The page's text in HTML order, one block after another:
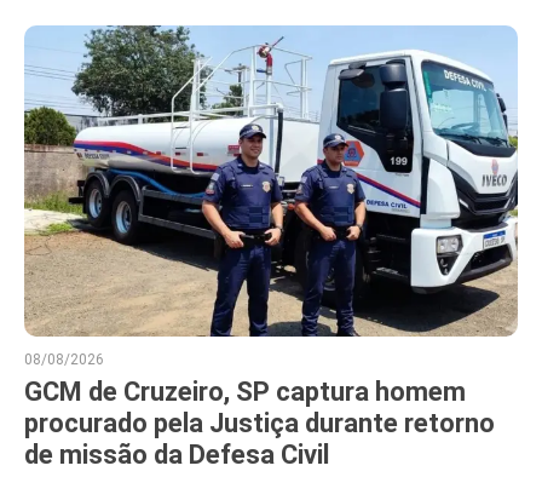
08/08/2026
GCM de Cruzeiro, SP captura homem
procurado pela Justiça durante retorno
de missão da Defesa Civil